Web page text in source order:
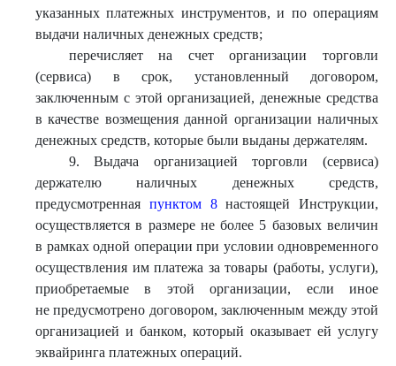
указанных платежных инструментов, и по операциям
выдачи наличных денежных средств;
перечисляет на счет организации торговли
(сервиса) в срок, установленный договором,
заключенным с этой организацией, денежные средства
в качестве возмещения данной организации наличных
денежных средств, которые были выданы держателям.
9. Выдача организацией торговли (сервиса)
держателю наличных денежных средств,
предусмотренная пунктом 8настоящей Инструкции,
осуществляется в размере не более 5 базовых величин
в рамках одной операции при условии одновременного
осуществления им платежа за товары (работы, услуги),
приобретаемые в этой организации, если иное
не предусмотрено договором, заключенным между этой
организацией и банком, который оказывает ей услугу
эквайринга платежных операций.